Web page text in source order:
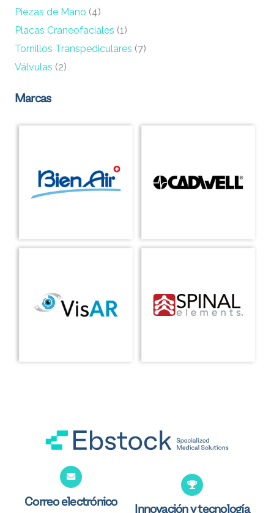
Piezas de Mano (4)
Placas Craneofaciales (1)
Tornillos Transpediculares (7)
Válvulas (2)
Marcas
Correo electrónico
Innovación y tecnología